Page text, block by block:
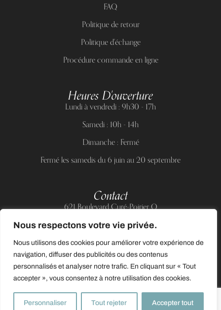
Nous respectons votre vie privée.
Nous utilisons des cookies pour améliorer votre expérience de
navigation, diffuser des publicités ou des contenus
personnalisés et analyser notre trafic. En cliquant sur « Tout
accepter », vous consentez à notre utilisation des cookies.
Personnaliser Tout rejeter Accepter tout
FAQ
Politique de retour
Politique d'échange
Procédure commande en ligne
Heures D'ouverture
Lundi à vendredi : 9h30 - 17h
Samedi : 10h - 14h
Dimanche : Fermé
Fermé les samedis du 6 juin au 20 septembre
Contact
621 Boulevard Curé-Poirier O
Courriel :support@allnailandbeauty.com